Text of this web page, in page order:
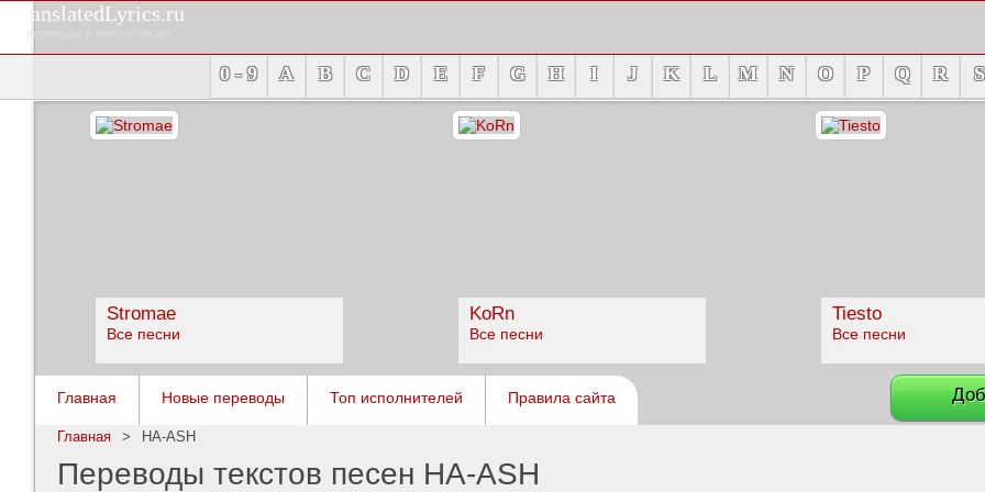
TranslatedLyrics.ru
переводы и тексты песен
0 - 9 A B C D E F G H I J K L M N O P Q R S
Stromae
Все песни
KoRn
Все песни
Tiesto
Все песни
Главная Новые переводы Топ исполнителей Правила сайта
Главная > HA-ASH
Переводы текстов песен HA-ASH